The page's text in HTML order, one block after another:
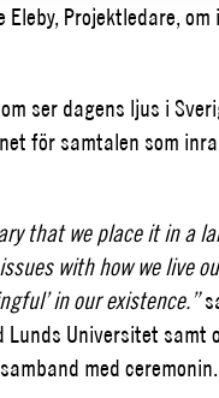
Eleby, Projektledare,
ser dagens ljus i
för samtalen som
that we place it in a
with how we live
in our existence.”
Lunds Universitet samt
med ceremonin.